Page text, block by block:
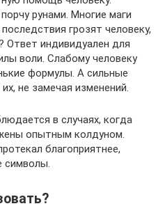
рунами. Многие маги
грозят человеку,
Ответ индивидуален для
воли. Слабому человеку
формулы. А сильные
не замечая изменений.
в случаях, когда
опытным колдуном.
благоприятнее,
символы.